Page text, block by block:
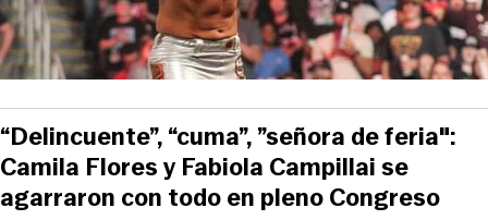
“Delincuente”, “cuma”, ”señora de feria":
Camila Flores y Fabiola Campillai se
agarraron con todo en pleno Congreso